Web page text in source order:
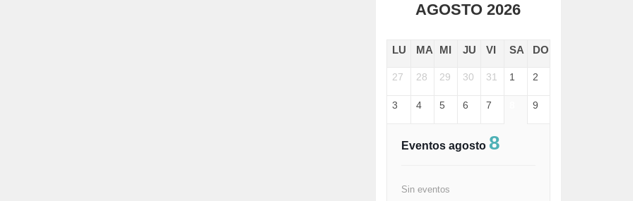
DONALD TRUMP (82)
EDUCACIÓN (452)
EPSTEIN (1)
EXTREMA-DERECHA (56)
FELICIDAD (1)
FRANCISCO (5)
AGOSTO 2026
LU MA MI JU VI SA DO
27 28 29 30 31 1 2
3 4 5 6 7 9
Eventos agosto 8
Sin eventos